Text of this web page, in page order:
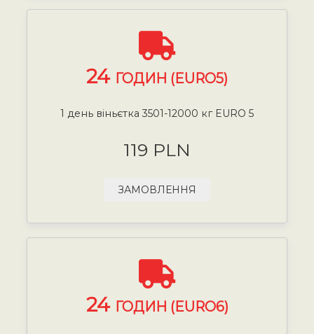
24 ГОДИН (EURO5)
1 день віньєтка 3501-12000 кг EURO 5
119 PLN
ЗАМОВЛЕННЯ
24 ГОДИН (EURO6)